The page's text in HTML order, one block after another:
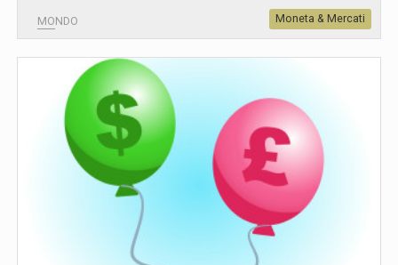
MONDO Moneta & Mercati